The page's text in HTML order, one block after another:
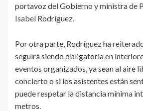
portavoz del Gobierno y ministra de
Isabel Rodríguez.
Por otra parte, Rodríguez ha
seguirá siendo obligatoria en
eventos organizados, ya sean al aire
concierto o si los asistentes están
puede respetar la distancia mínima
metros.